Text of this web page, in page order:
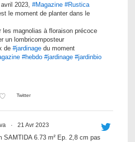
2023, #Magazine #Rustica
le moment de planter dans le
les magnolias à floraison précoce
un lombricomposteur
de #jardinage du moment
#hebdo #jardinage #jardinbio
Twitter
· 21 Avr 2023
SAMTIDA 6.73 m² Ep. 2,8 cm pas